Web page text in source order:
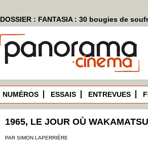
DOSSIER : FANTASIA : 30 bougies de
NUMÉROS ESSAIS ENTREVUES
1965, LE JOUR OÙ
PAR SIMON LAPERRIÈRE